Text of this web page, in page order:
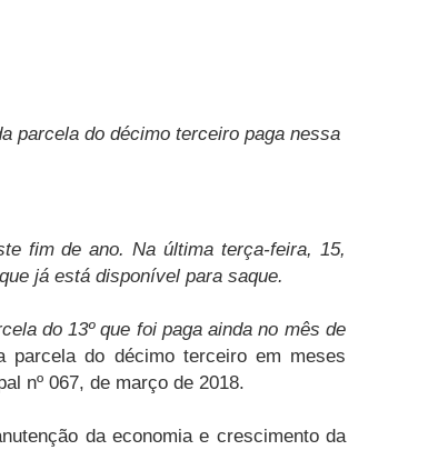
parcela do décimo terceiro paga nessa
fim de ano. Na última terça-feira, 15,
já está disponível para saque.
do 13º que foi paga ainda no mês de
parcela do décimo terceiro em meses
nº 067, de março de 2018.
da economia e crescimento da